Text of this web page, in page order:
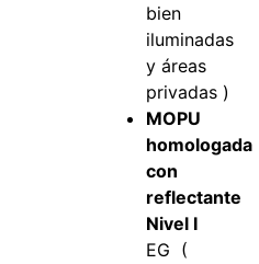
bien
iluminadas
y áreas
privadas )
MOPU
homologada
con
reflectante
Nivel I
EG (